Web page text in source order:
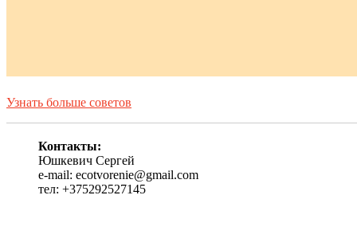
Узнать больше советов
Контакты:
Юшкевич Сергей
e-mail: ecotvorenie@gmail.com
тел: +375292527145